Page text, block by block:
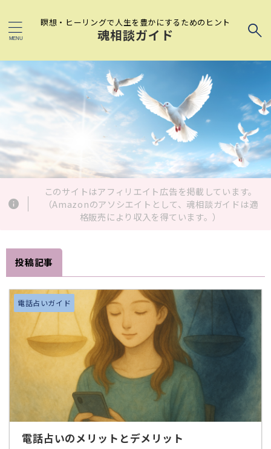
瞑想・ヒーリングで人生を豊かにするためのヒント
魂相談ガイド
このサイトはアフィリエイト広告を掲載しています。
（Amazonのアソシエイトとして、魂相談ガイドは適
格販売により収入を得ています。）
投稿記事
電話占いガイド
電話占いのメリットとデメリット